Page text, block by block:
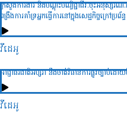
ក្រសួងការងារ និងបណ្ដុះបណ្វិជ្ជាជីវៈចុះអនុស្សរ
ពង្រឹងការគាំទ្រអ្នកធ្វើការនៅក្នុងសេដ្ឋកិច្ចក្រៅប្រព័ន្ធ
វីដេអូ
អាជ្ញាធរជាតិអប្សរា នឹងចាត់វិធានការផ្លូវច្ប
វីដេអូ